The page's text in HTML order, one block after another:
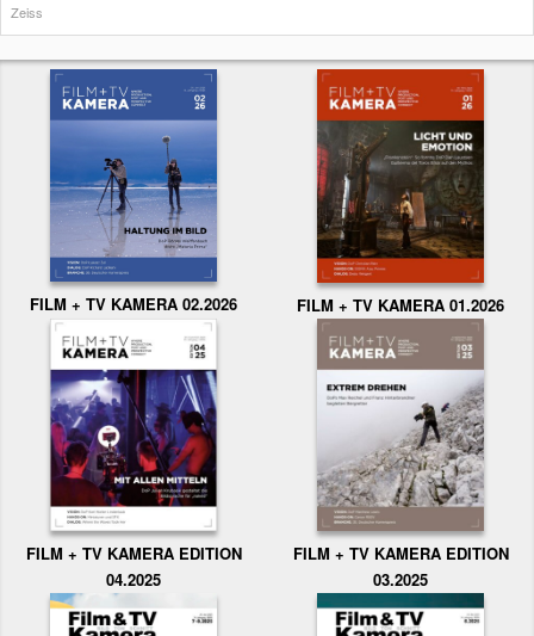
Zeiss
FILM + TV KAMERA 02.2026 FILM + TV KAMERA 01.2026
FILM + TV KAMERA EDITION
04.2025
FILM + TV KAMERA EDITION
03.2025